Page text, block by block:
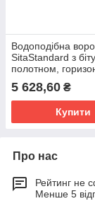
Водоподібна
SitaStandard з
полотном,
без
5 628,60 ₴
Купити
Про нас
Рейтинг не
Менше 5